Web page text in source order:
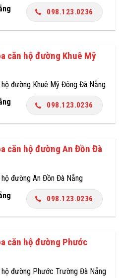
098.123.0236
căn hộ đường Khuê Mỹ
đường Khuê Mỹ Đông Đà Nẵng
098.123.0236
căn hộ đường An Đồn Đà
đường An Đồn Đà Nẵng
098.123.0236
căn hộ đường Phước
đường Phước Trường Đà Nẵng